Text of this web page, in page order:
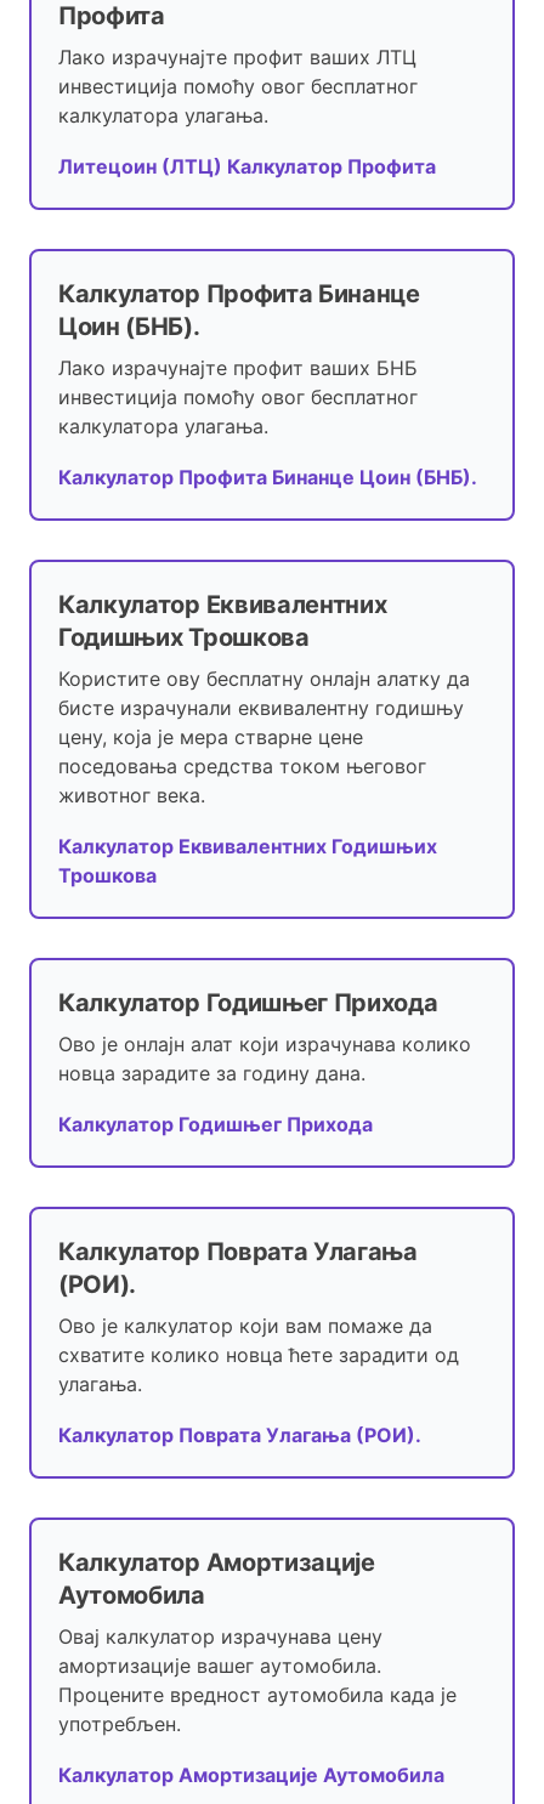
Профита
Лако израчунајте профит ваших ЛТЦ
инвестиција помоћу овог бесплатног
калкулатора улагања.
Литецоин (ЛТЦ) Калкулатор Профита
Калкулатор Профита Бинанце
Цоин (БНБ).
Лако израчунајте профит ваших БНБ
инвестиција помоћу овог бесплатног
калкулатора улагања.
Калкулатор Профита Бинанце Цоин (БНБ).
Калкулатор Еквивалентних
Годишњих Трошкова
Користите ову бесплатну онлајн алатку да
бисте израчунали еквивалентну годишњу
цену, која је мера стварне цене
поседовања средства током његовог
животног века.
Калкулатор Еквивалентних Годишњих
Трошкова
Калкулатор Годишњег Прихода
Ово је онлајн алат који израчунава колико
новца зарадите за годину дана.
Калкулатор Годишњег Прихода
Калкулатор Поврата Улагања
(РОИ).
Ово је калкулатор који вам помаже да
схватите колико новца ћете зарадити од
улагања.
Калкулатор Поврата Улагања (РОИ).
Калкулатор Амортизације
Аутомобила
Овај калкулатор израчунава цену
амортизације вашег аутомобила.
Процените вредност аутомобила када је
употребљен.
Калкулатор Амортизације Аутомобила